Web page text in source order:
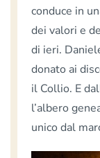
conduce in
dei valori e
di ieri.
donato ai
il Collio. E
l’albero
unico dal